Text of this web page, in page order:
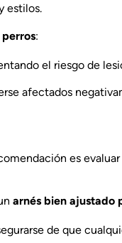
estilos.
:
el riesgo de
afectados
es
arnés bien ajustado
de que